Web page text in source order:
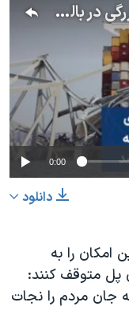
لحظه برخورد کشتی باری با پل بزرگی در بالتیمور که منجر به فرو ریختن آن شد
No media
0:00
دانلود
امکان را به
پل متوقف کنند:
جان مردم را نجات